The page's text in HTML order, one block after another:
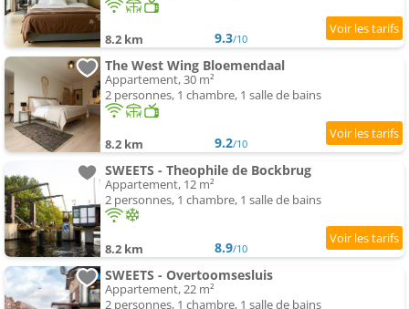
8.2 km 9.3/10
The West Wing Bloemendaal
Appartement, 30 m²
2 personnes, 1 chambre, 1 salle de bains
8.2 km 9.2/10
SWEETS - Theophile de Bockbrug
Appartement, 12 m²
2 personnes, 1 chambre, 1 salle de bains
8.2 km 8.9/10
SWEETS - Overtoomsesluis
Appartement, 22 m²
2 personnes, 1 chambre, 1 salle de bains